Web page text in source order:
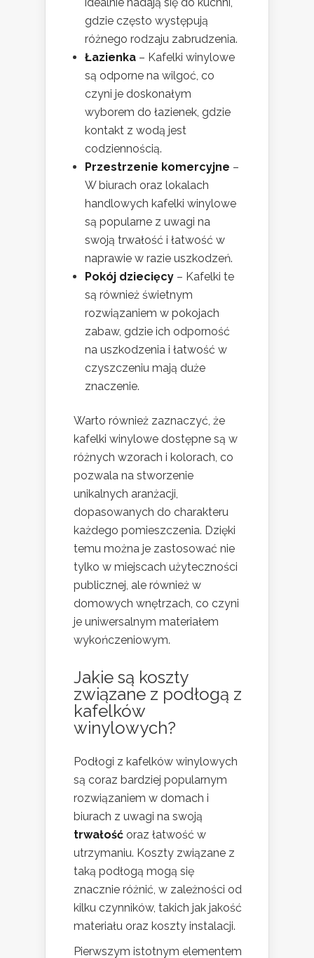
gdzie często występują
różnego rodzaju zabrudzenia.
Łazienka – Kafelki winylowe
są odporne na wilgoć, co
czyni je doskonałym
wyborem do łazienek, gdzie
kontakt z wodą jest
codziennością.
Przestrzenie komercyjne –
W biurach oraz lokalach
handlowych kafelki winylowe
są popularne z uwagi na
swoją trwałość i łatwość w
naprawie w razie uszkodzeń.
Pokój dziecięcy – Kafelki te
są również świetnym
rozwiązaniem w pokojach
zabaw, gdzie ich odporność
na uszkodzenia i łatwość w
czyszczeniu mają duże
znaczenie.
Warto również zaznaczyć, że
kafelki winylowe dostępne są w
różnych wzorach i kolorach, co
pozwala na stworzenie
unikalnych aranżacji,
dopasowanych do charakteru
każdego pomieszczenia. Dzięki
temu można je zastosować nie
tylko w miejscach użyteczności
publicznej, ale również w
domowych wnętrzach, co czyni
je uniwersalnym materiałem
wykończeniowym.
Jakie są koszty
związane z podłogą z
kafelków
winylowych?
Podłogi z kafelków winylowych
są coraz bardziej popularnym
rozwiązaniem w domach i
biurach z uwagi na swoją
trwałość oraz łatwość w
utrzymaniu. Koszty związane z
taką podłogą mogą się
znacznie różnić, w zależności od
kilku czynników, takich jak jakość
materiału oraz koszty instalacji.
Pierwszym istotnym elementem